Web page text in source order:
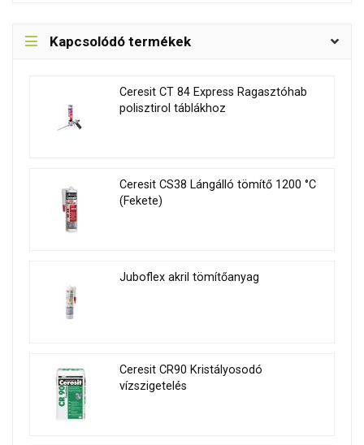
Kapcsolódó termékek
Ceresit CT 84 Express Ragasztóhab
polisztirol táblákhoz
Ceresit CS38 Lángálló tömítő 1200 °C
(Fekete)
Juboflex akril tömítőanyag
Ceresit CR90 Kristályosodó
vízszigetelés